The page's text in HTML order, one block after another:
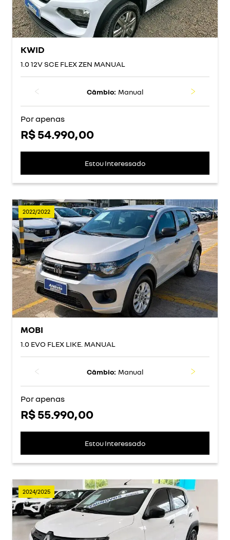
KWID
1.0 12V SCE FLEX ZEN MANUAL
Câmbio: Manual
Por apenas
R$ 54.990,00
Estou Interessado
2022/2022
MOBI
1.0 EVO FLEX LIKE. MANUAL
Câmbio: Manual
Por apenas
R$ 55.990,00
Estou Interessado
2024/2025